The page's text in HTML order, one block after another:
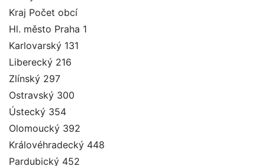
Kraj Počet obcí
Hl. město Praha 1
Karlovarský 131
Liberecký 216
Zlínský 297
Ostravský 300
Ústecký 354
Olomoucký 392
Královéhradecký 448
Pardubický 452